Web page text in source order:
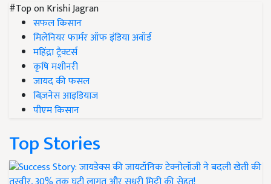
#Top on Krishi Jagran
सफल किसान
मिलेनियर फार्मर ऑफ इंडिया अवॉर्ड
महिंद्रा ट्रैक्टर्स
कृषि मशीनरी
जायद की फसल
बिज़नेस आइडियाज
पीएम किसान
Top Stories